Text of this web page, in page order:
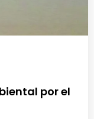
por el